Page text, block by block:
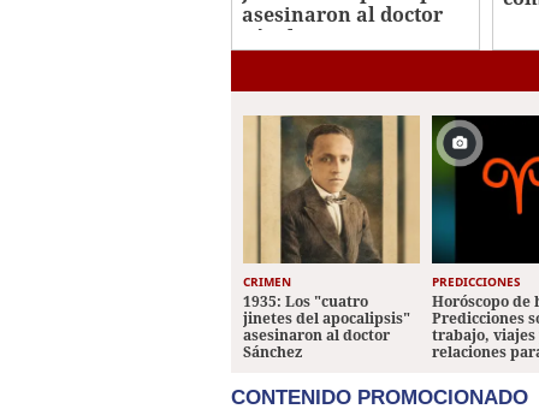
asesinaron al doctor
Sánchez
CRIMEN
1935: Los "cuatro
jinetes del apocalipsis"
asesinaron al doctor
Sánchez
PREDICCIONES
Horóscopo de
Predicciones
trabajo, viajes
relaciones
CONTENIDO PROMOCIONADO